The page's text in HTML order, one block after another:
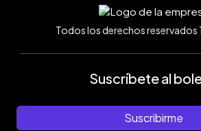
Todos los derechos
Suscríbete al
Suscribirme